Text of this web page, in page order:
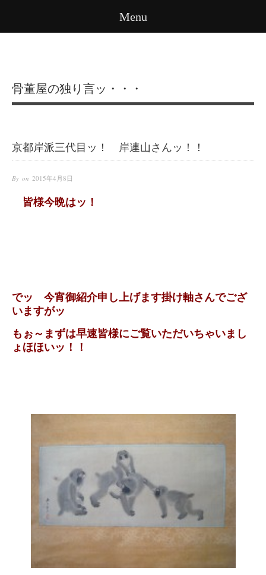
Menu
骨董屋の独り言ッ・・・
京都岸派三代目ッ！ 岸連山さんッ！！
By on 2015年4月8日
皆様今晩はッ！
でッ 今宵御紹介申し上げます掛け軸さんでござ
いますがッ
もぉ～まずは早速皆様にご覧いただいちゃいまし
ょほほいッ！！